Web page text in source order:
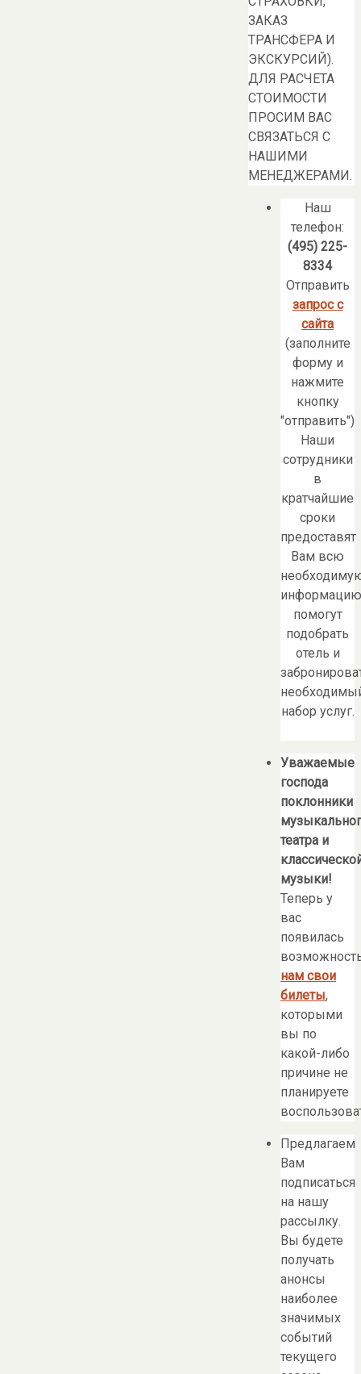
ЗАКАЗ
ТРАНСФЕРА И
ЭКСКУРСИЙ).
ДЛЯ РАСЧЕТА
СТОИМОСТИ
ПРОСИМ ВАС
СВЯЗАТЬСЯ С
НАШИМИ
МЕНЕДЖЕРАМИ.
Наш
телефон:
(495) 225-
8334
Отправить
запрос с
сайта
(заполните
форму и
нажмите
кнопку
"отправить")
Наши
сотрудники
в
кратчайшие
сроки
предоставят
Вам всю
помогут
подобрать
отель и
набор услуг.
Уважаемые
господа
поклонники
театра и
музыки!
Теперь у
вас
появилась
нам свои
билеты,
которыми
вы по
какой-либо
причине не
планируете
Предлагаем
Вам
подписаться
на нашу
рассылку.
Вы будете
получать
анонсы
наиболее
значимых
событий
текущего